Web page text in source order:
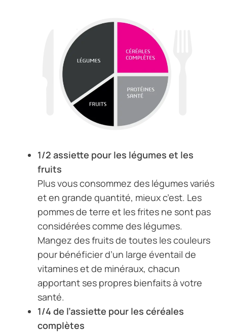
1/2 assiette pour les légumes et les
fruits
Plus vous consommez des légumes variés
et en grande quantité, mieux c’est. Les
pommes de terre et les frites ne sont pas
considérées comme des légumes.
Mangez des fruits de toutes les couleurs
pour bénéficier d’un large éventail de
vitamines et de minéraux, chacun
apportant ses propres bienfaits à votre
santé.
1/4 de l’assiette pour les céréales
complètes